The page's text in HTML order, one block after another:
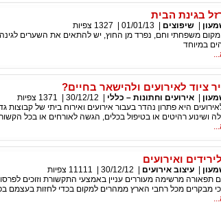
בגינת הבית
שיפוצים 01/01/13
1327 צפיות
מקום משפחתי וחם, נפרד מן החוץ, יש להתאים את השערים
במיוחד
ציוד לאירועים ולהישאר בחיים?
אירועים וחתונות – כללי 30/12/12
1371 צפיות
היא פתרון נהדר בעבור אירועים ואירוח ביתי של
ושינוע רהיטים או בטיפול בכלים, הגשה לאורחים או בכל הקשור
ואירועים
עיצוב אירועים 30/12/12
11111 צפיות
תפאורה מרשימה מעוררים עניין באמצעי התקשורת וזוכים
מבקרים מכל רחבי הארץ ממהרים למקום בכדי לחזות בעצמם